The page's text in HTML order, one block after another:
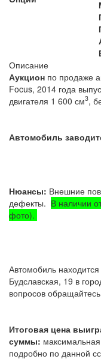
Описание
Аукцион по продаже
Focus, 2014 года
двигателя 1 600 см3,
Автомобиль
Нюансы: Внешние
дефекты. В наличии
фото).
Автомобиль
Будславская, 19 в
вопросов
Итоговая цена
суммы:
подробно по данной